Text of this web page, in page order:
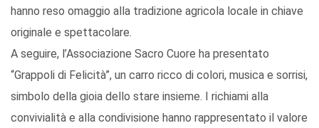
hanno reso omaggio alla tradizione agricola locale in chiave
originale e spettacolare.
A seguire, l’Associazione Sacro Cuore ha presentato
“Grappoli di Felicità”, un carro ricco di colori, musica e sorrisi,
simbolo della gioia dello stare insieme. I richiami alla
convivialità e alla condivisione hanno rappresentato il valore